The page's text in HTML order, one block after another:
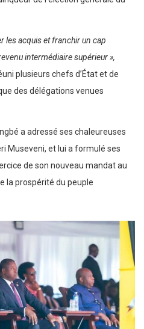
les acquis et franchir un cap
intermédiaire supérieur »,
plusieurs chefs d’État et de
des délégations venues
a adressé ses chaleureuses
Museveni, et lui a formulé ses
de son nouveau mandat au
la prospérité du peuple